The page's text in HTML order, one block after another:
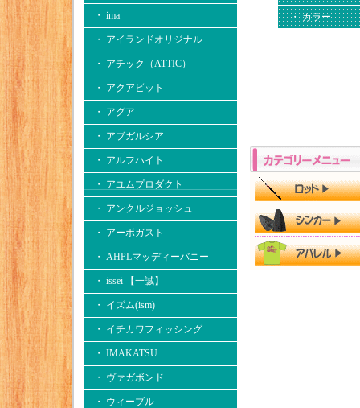
・ ima
・ アイランドオリジナル
・ アチック（ATTIC）
・ アクアビット
・ アグア
・ アブガルシア
・ アルフハイト
・ アユムプロダクト
・ アンクルジョッシュ
・ アーボガスト
・ AHPLマッディーバニー
・ issei 【一誠】
・ イズム(ism)
・ イチカワフィッシング
・ IMAKATSU
・ ヴァガボンド
・ ウィーブル
・ カラー